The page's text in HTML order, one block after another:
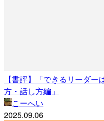
【書評】「できるリーダ
方・話し方編」
こーへい
2025.09.06